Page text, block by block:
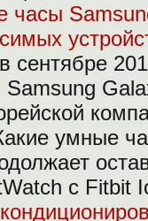
часы
сентябре
Samsung
умные
с Fitbit